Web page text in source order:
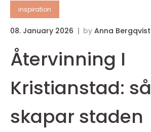
inspiration
08. January 2026 by Anna Bergqvist
Återvinning I
Kristianstad: så
skapar staden